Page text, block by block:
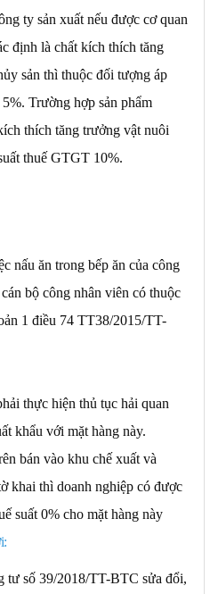
ty sản xuất nếu được cơ quan
định là chất kích thích tăng
sản thì thuộc đối tượng áp
Trường hợp sản phẩm
thích tăng trưởng vật nuôi
thuế GTGT 10%.
nấu ăn trong bếp ăn của công
bộ công nhân viên có thuộc
1 điều 74 TT38/2015/TT-
thực hiện thủ tục hải quan
khẩu với mặt hàng này.
bán vào khu chế xuất và
khai thì doanh nghiệp có được
suất 0% cho mặt hàng này
tư số 39/2018/TT-BTC sửa đổi,